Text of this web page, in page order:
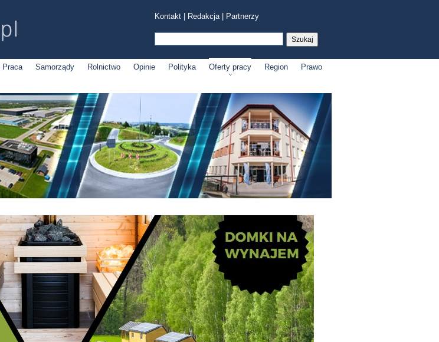
Kontakt Redakcja| Partnerzy
Praca Samorządy Rolnictwo Opinie Polityka Oferty pracy Region
Prawo